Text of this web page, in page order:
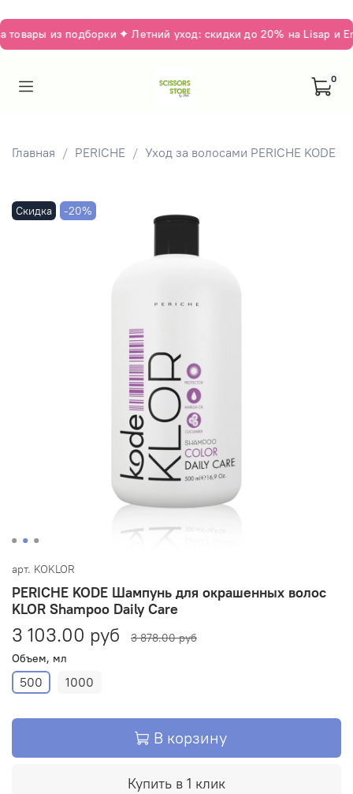
из подборки ✦ Летний уход: скидки до 20% на Lisap и
0
Главная PERICHE Уход за волосами PERICHE KODE
Скидка -20%
арт. KOKLOR
PERICHE KODE Шампунь для окрашенных волос
KLOR Shampoo Daily Care
3 103.00 руб
3 878.00 руб
Объем, мл
500 1000
В корзину
Купить в 1 клик